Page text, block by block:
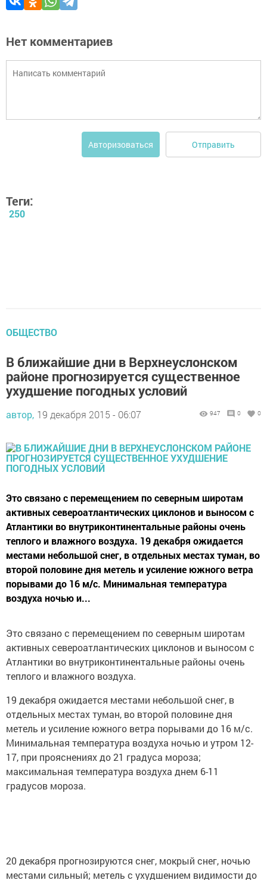
Нет комментариев
Авторизоваться Отправить
Теги:
250
ОБЩЕСТВО
В ближайшие дни в Верхнеуслонском
районе прогнозируется существенное
ухудшение погодных условий
автор, 19 декабря 2015 - 06:07 947 0 0
Это связано с перемещением по северным широтам
активных североатлантических циклонов и выносом с
Атлантики во внутриконтинентальные районы очень
теплого и влажного воздуха. 19 декабря ожидается
местами небольшой снег, в отдельных местах туман, во
второй половине дня метель и усиление южного ветра
порывами до 16 м/с. Минимальная температура
воздуха ночью и...
Это связано с перемещением по северным широтам
активных североатлантических циклонов и выносом с
Атлантики во внутриконтинентальные районы очень
теплого и влажного воздуха.
19 декабря ожидается местами небольшой снег, в
отдельных местах туман, во второй половине дня
метель и усиление южного ветра порывами до 16 м/с.
Минимальная температура воздуха ночью и утром 12-
17, при прояснениях до 21 градуса мороза;
максимальная температура воздуха днем 6-11
градусов мороза.
20 декабря прогнозируются снег, мокрый снег, ночью
местами сильный; метель с ухудшением видимости до